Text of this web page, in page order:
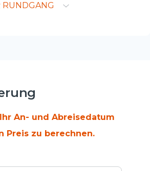
RUNDGANG
An- und Abreisedatum
Preis zu berechnen.